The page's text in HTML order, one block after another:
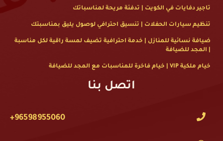
تاجير دفايات في الكويت | تدفئة مريحة لمناسباتك
تنظيم سيارات الحفلات | تنسيق احترافي لوصول يليق بمناسبتك
ضيافة نسائية للمنازل | خدمة احترافية تضيف لمسة راقية لكل مناسبة
| المجد للضيافة
خيام ملكية VIP | خيام فاخرة للمناسبات مع المجد للضيافة
اتصل بنا
+96598955060